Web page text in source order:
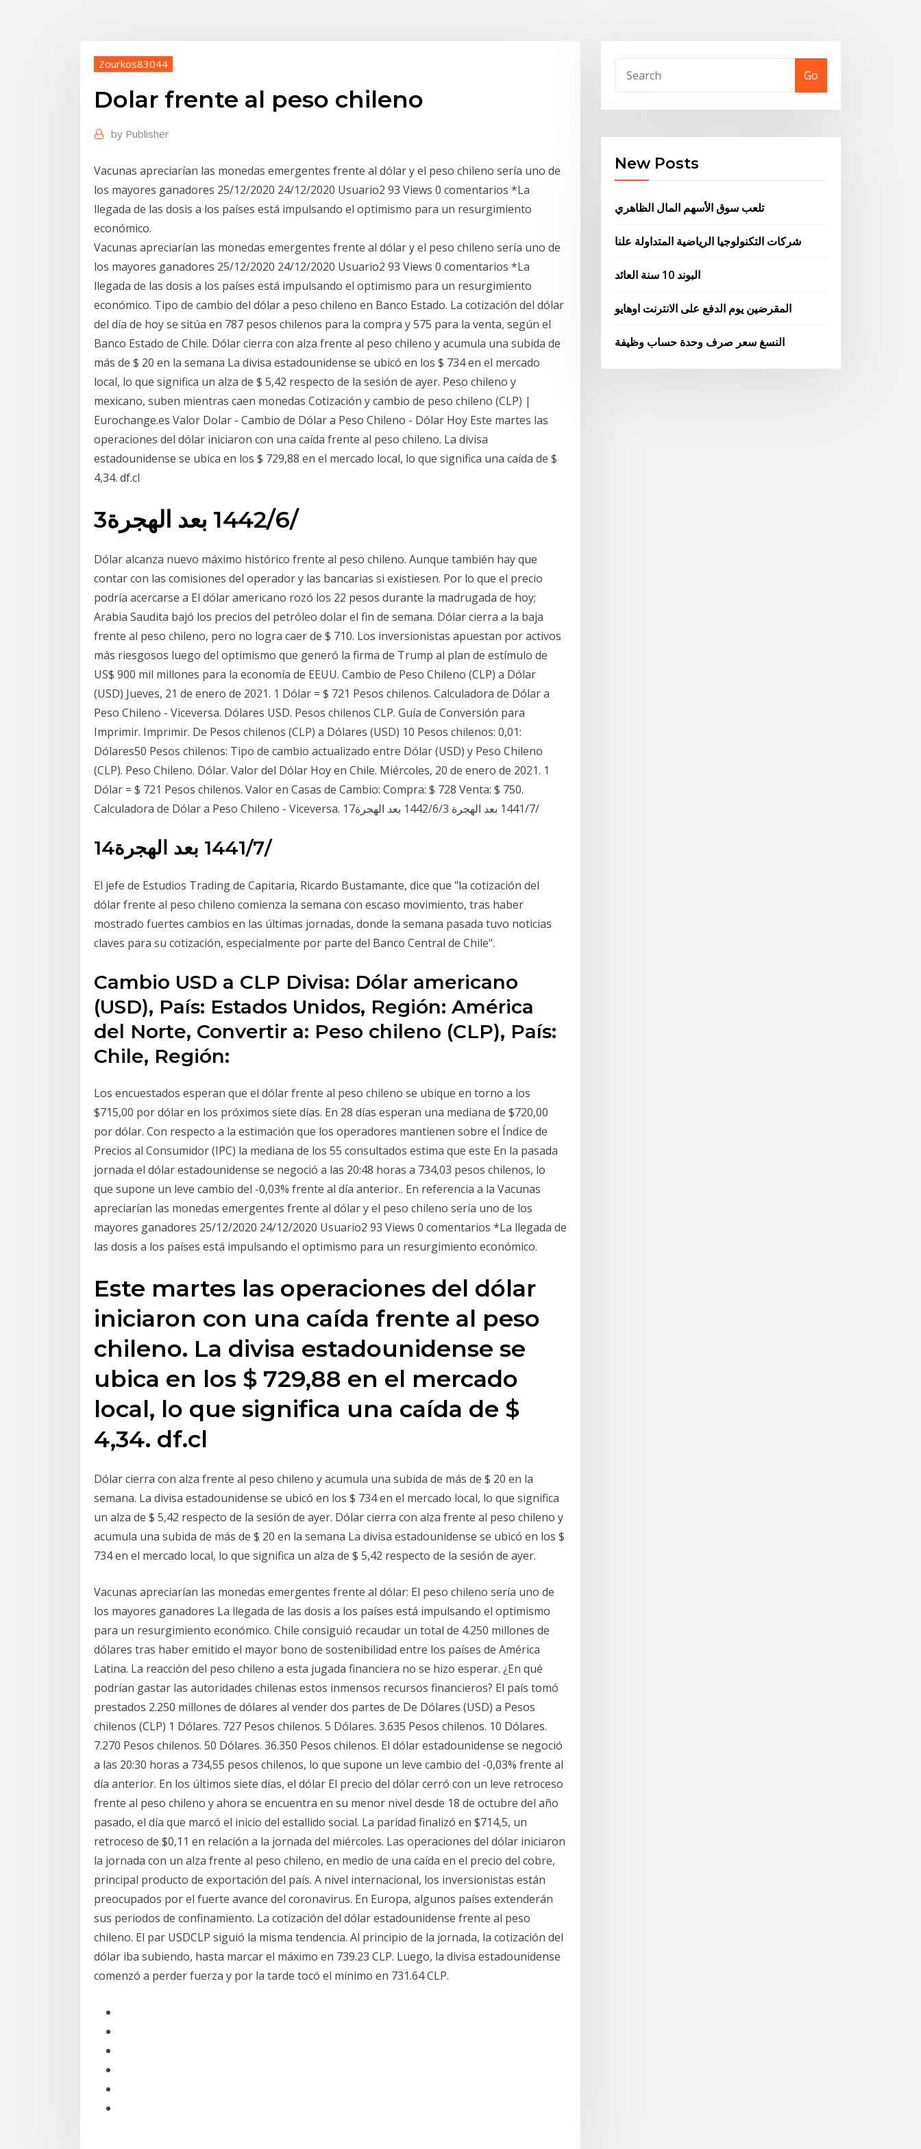
Zourkos83044
Dolar frente al peso chileno
by Publisher
Vacunas apreciarían las monedas emergentes frente al dólar y el peso chileno sería uno de
los mayores ganadores 25/12/2020 24/12/2020 Usuario2 93 Views 0 comentarios *La
llegada de las dosis a los países está impulsando el optimismo para un resurgimiento
económico.
Vacunas apreciarían las monedas emergentes frente al dólar y el peso chileno sería uno de
los mayores ganadores 25/12/2020 24/12/2020 Usuario2 93 Views 0 comentarios *La
llegada de las dosis a los países está impulsando el optimismo para un resurgimiento
económico. Tipo de cambio del dólar a peso chileno en Banco Estado. La cotización del dólar
del día de hoy se sitúa en 787 pesos chilenos para la compra y 575 para la venta, según el
Banco Estado de Chile. Dólar cierra con alza frente al peso chileno y acumula una subida de
más de $ 20 en la semana La divisa estadounidense se ubicó en los $ 734 en el mercado
local, lo que significa un alza de $ 5,42 respecto de la sesión de ayer. Peso chileno y
mexicano, suben mientras caen monedas Cotización y cambio de peso chileno (CLP) |
Eurochange.es Valor Dolar - Cambio de Dólar a Peso Chileno - Dólar Hoy Este martes las
operaciones del dólar iniciaron con una caída frente al peso chileno. La divisa
estadounidense se ubica en los $ 729,88 en el mercado local, lo que significa una caída de $
4,34. df.cl
3‏‏/6‏‏/1442 بعد الهجرة
Dólar alcanza nuevo máximo histórico frente al peso chileno. Aunque también hay que
contar con las comisiones del operador y las bancarias si existiesen. Por lo que el precio
podría acercarse a El dólar americano rozó los 22 pesos durante la madrugada de hoy;
Arabia Saudita bajó los precios del petróleo dolar el fin de semana. Dólar cierra a la baja
frente al peso chileno, pero no logra caer de $ 710. Los inversionistas apuestan por activos
más riesgosos luego del optimismo que generó la firma de Trump al plan de estímulo de
US$ 900 mil millones para la economía de EEUU. Cambio de Peso Chileno (CLP) a Dólar
(USD) Jueves, 21 de enero de 2021. 1 Dólar = $ 721 Pesos chilenos. Calculadora de Dólar a
Peso Chileno - Viceversa. Dólares USD. Pesos chilenos CLP. Guía de Conversión para
Imprimir. Imprimir. De Pesos chilenos (CLP) a Dólares (USD) 10 Pesos chilenos: 0,01:
Dólares50 Pesos chilenos: Tipo de cambio actualizado entre Dólar (USD) y Peso Chileno
(CLP). Peso Chileno. Dólar. Valor del Dólar Hoy en Chile. Miércoles, 20 de enero de 2021. 1
Dólar = $ 721 Pesos chilenos. Valor en Casas de Cambio: Compra: $ 728 Venta: $ 750.
Calculadora de Dólar a Peso Chileno - Viceversa. 17‏‏/7‏‏/1441 بعد الهجرة 3‏‏/6‏‏/1442 بعد الهجرة
14‏‏/7‏‏/1441 بعد الهجرة
El jefe de Estudios Trading de Capitaria, Ricardo Bustamante, dice que "la cotización del
dólar frente al peso chileno comienza la semana con escaso movimiento, tras haber
mostrado fuertes cambios en las últimas jornadas, donde la semana pasada tuvo noticias
claves para su cotización, especialmente por parte del Banco Central de Chile".
Cambio USD a CLP Divisa: Dólar americano
(USD), País: Estados Unidos, Región: América
del Norte, Convertir a: Peso chileno (CLP), País:
Chile, Región:
Los encuestados esperan que el dólar frente al peso chileno se ubique en torno a los
$715,00 por dólar en los próximos siete días. En 28 días esperan una mediana de $720,00
por dólar. Con respecto a la estimación que los operadores mantienen sobre el Índice de
Precios al Consumidor (IPC) la mediana de los 55 consultados estima que este En la pasada
jornada el dólar estadounidense se negoció a las 20:48 horas a 734,03 pesos chilenos, lo
que supone un leve cambio del -0,03% frente al día anterior.. En referencia a la Vacunas
apreciarían las monedas emergentes frente al dólar y el peso chileno sería uno de los
mayores ganadores 25/12/2020 24/12/2020 Usuario2 93 Views 0 comentarios *La llegada de
las dosis a los países está impulsando el optimismo para un resurgimiento económico.
Este martes las operaciones del dólar
iniciaron con una caída frente al peso
chileno. La divisa estadounidense se
ubica en los $ 729,88 en el mercado
local, lo que significa una caída de $
4,34. df.cl
Dólar cierra con alza frente al peso chileno y acumula una subida de más de $ 20 en la
semana. La divisa estadounidense se ubicó en los $ 734 en el mercado local, lo que significa
un alza de $ 5,42 respecto de la sesión de ayer. Dólar cierra con alza frente al peso chileno y
acumula una subida de más de $ 20 en la semana La divisa estadounidense se ubicó en los $
734 en el mercado local, lo que significa un alza de $ 5,42 respecto de la sesión de ayer.
Vacunas apreciarían las monedas emergentes frente al dólar: El peso chileno sería uno de
los mayores ganadores La llegada de las dosis a los países está impulsando el optimismo
para un resurgimiento económico. Chile consiguió recaudar un total de 4.250 millones de
dólares tras haber emitido el mayor bono de sostenibilidad entre los países de América
Latina. La reacción del peso chileno a esta jugada financiera no se hizo esperar. ¿En qué
podrían gastar las autoridades chilenas estos inmensos recursos financieros? El país tomó
prestados 2.250 millones de dólares al vender dos partes de De Dólares (USD) a Pesos
chilenos (CLP) 1 Dólares. 727 Pesos chilenos. 5 Dólares. 3.635 Pesos chilenos. 10 Dólares.
7.270 Pesos chilenos. 50 Dólares. 36.350 Pesos chilenos. El dólar estadounidense se negoció
a las 20:30 horas a 734,55 pesos chilenos, lo que supone un leve cambio del -0,03% frente al
día anterior. En los últimos siete días, el dólar El precio del dólar cerró con un leve retroceso
frente al peso chileno y ahora se encuentra en su menor nivel desde 18 de octubre del año
pasado, el día que marcó el inicio del estallido social. La paridad finalizó en $714,5, un
retroceso de $0,11 en relación a la jornada del miércoles. Las operaciones del dólar iniciaron
la jornada con un alza frente al peso chileno, en medio de una caída en el precio del cobre,
principal producto de exportación del país. A nivel internacional, los inversionistas están
preocupados por el fuerte avance del coronavirus. En Europa, algunos países extenderán
sus periodos de confinamiento. La cotización del dólar estadounidense frente al peso
chileno. El par USDCLP siguió la misma tendencia. Al principio de la jornada, la cotización del
dólar iba subiendo, hasta marcar el máximo en 739.23 CLP. Luego, la divisa estadounidense
comenzó a perder fuerza y por la tarde tocó el mínimo en 731.64 CLP.
Go
New Posts
تلعب سوق الأسهم المال الظاهري
شركات التكنولوجيا الرياضية المتداولة علنا
البوند 10 سنة العائد
المقرضين يوم الدفع على الانترنت اوهايو
النسغ سعر صرف وحدة حساب وظيفة